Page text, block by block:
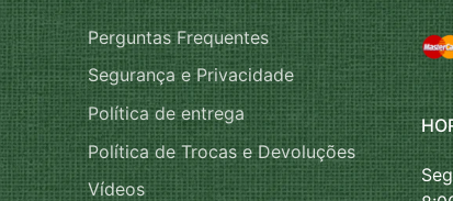
Perguntas Frequentes
Segurança e Privacidade
Política de entrega
Política de Trocas e Devoluções
Vídeos